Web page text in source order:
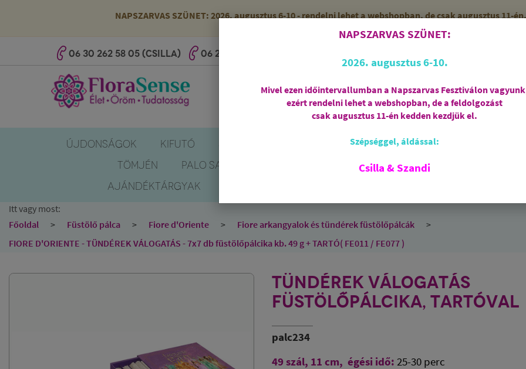
NAPSZARVAS SZÜNET: 2026. augusztus 6-10 - rendelni lehet a webshopban, de csak augusztus
06 30 262 58 05 (CSILLA) 06 20 527 25 56 (SZANDI)
Regisztráció
ÚJDONSÁGOK KIFUTÓ AJÁNDÉKCSOMAGOK
TÖMJÉN
PALO SANTO SPIRIT OF OM
AJÁNDÉKTÁRGYAK
Itt vagy most:
Főoldal
Füstölő pálca Fiore d'Oriente
Fiore arkangyalok és tündérek füstölőpálcák
FIORE D'ORIENTE - TÜNDÉREK VÁLOGATÁS - 7x7 db füstölőpálcika kb. 49 g + TARTÓ( FE011 / FE077 )
TÜNDÉREK VÁLOGATÁS
FÜSTÖLŐPÁLCIKA, TARTÓVAL
palc234
49 szál, 11 cm, égési idő: 25-30 perc
NAPSZARVAS SZÜNET:
2026. augusztus 6-10.
Mivel ezen időintervallumban a Napszarvas Fesztiválon
ezért rendelni lehet a webshopban, de a feldolgozást
csak augusztus 11-én kedden kezdjük el.
Szépséggel, áldással:
Csilla & Szandi